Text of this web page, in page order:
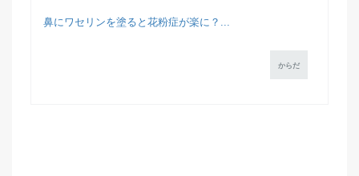
鼻にワセリンを塗ると花粉症が楽に？...
からだ